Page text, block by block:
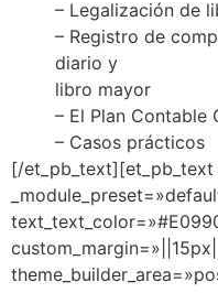
– Legalización de
– Registro de
diario y
libro mayor
– El Plan Contable
– Casos prácticos
[/et_pb_text][et_pb_text